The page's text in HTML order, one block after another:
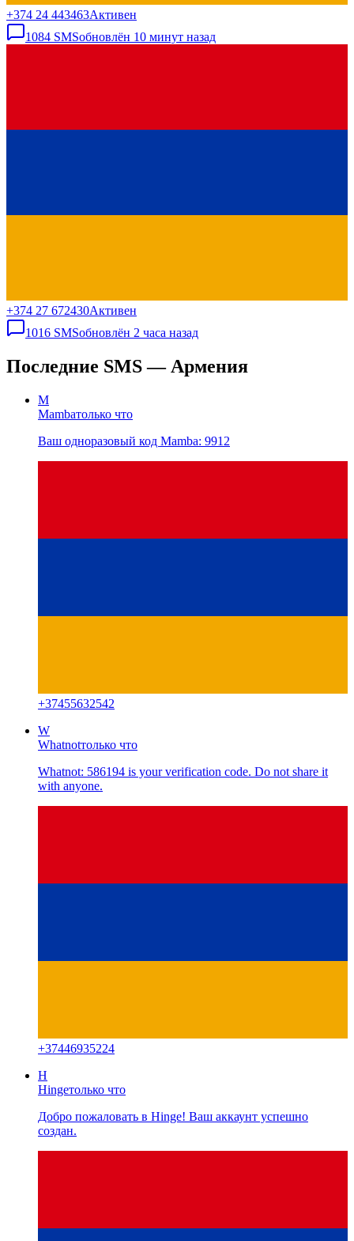
+374 24 443463Активен
1084 SMSобновлён 10 минут назад
+374 27 672430Активен
1016 SMSобновлён 2 часа назад
Последние SMS — Армения
M
Mambaтолько что
Ваш одноразовый код Mamba: 9912
+37455632542
W
Whatnotтолько что
Whatnot: 586194 is your verification code. Do not share it
with anyone.
+37446935224
H
Hingeтолько что
Добро пожаловать в Hinge! Ваш аккаунт успешно
создан.